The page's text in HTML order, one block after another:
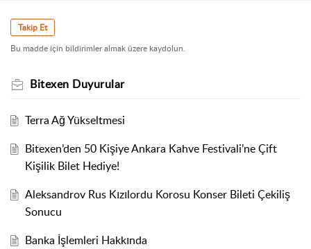
Takip Et
Bu madde için bildirimler almak üzere kaydolun.
Bitexen Duyurular
Terra Ağ Yükseltmesi
Bitexen’den 50 Kişiye Ankara Kahve Festivali’ne Çift
Kişilik Bilet Hediye!
Aleksandrov Rus Kızılordu Korosu Konser Bileti Çekiliş
Sonucu
Banka İşlemleri Hakkında